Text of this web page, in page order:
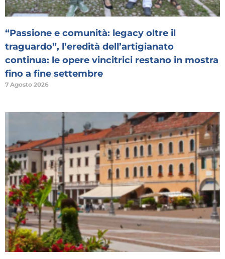
“Passione e comunità: legacy oltre il
traguardo”, l’eredità dell’artigianato
continua: le opere vincitrici restano in mostra
fino a fine settembre
7 Agosto 2026